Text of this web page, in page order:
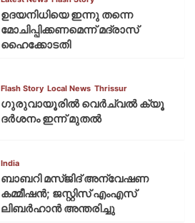
ഉദയനിധിയെ ഇന്നു തന്നെ
മോചിപ്പിക്കണമെന്ന് മദ്രാസ്
ഹൈക്കോടതി
Flash Story Local News Thrissur
ഗുരുവായൂരില്‍ വെര്‍ച്വല്‍ ക്യൂ
ദര്‍ശനം ഇന്ന് മുതല്‍
India
ബാബറി മസ്ജിദ് അന്വേഷണ
കമ്മീഷന്‍; ജസ്റ്റിസ് എംഎസ്
ലിബര്‍ഹാന്‍ അന്തരിച്ചു